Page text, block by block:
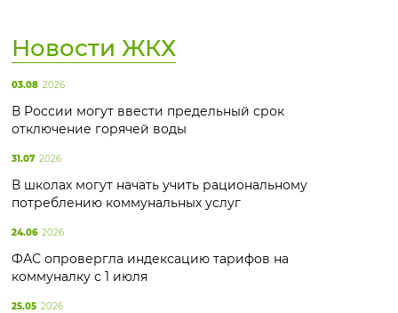
Новости ЖКХ
03.08 2026
В России могут ввести предельный срок
отключение горячей воды
31.07 2026
В школах могут начать учить рациональному
потреблению коммунальных услуг
24.06 2026
ФАС опровергла индексацию тарифов на
коммуналку с 1 июля
25.05 2026